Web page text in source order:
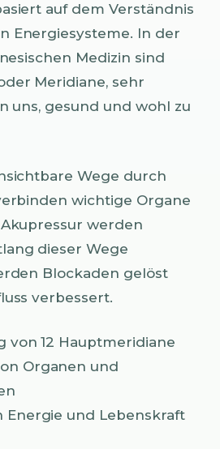
auf dem Verständnis
Energiesysteme. In der
Medizin sind
Meridiane, sehr
uns, gesund und wohl zu
Wege durch
wichtige Organe
werden
dieser Wege
Blockaden gelöst
verbessert.
von 12 Hauptmeridiane
Organen und
Energie und Lebenskraft